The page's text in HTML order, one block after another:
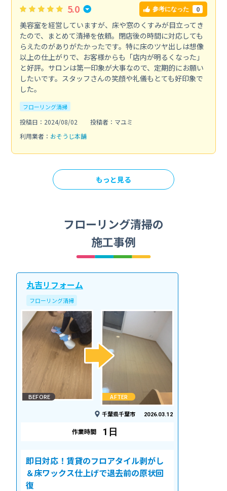
5.0 参考になった 0
美容室を経営していますが、床や窓のくすみが目立ってき
たので、まとめて清掃を依頼。閉店後の時間に対応しても
らえたのがありがたかったです。特に床のツヤ出しは想像
以上の仕上がりで、お客様からも「店内が明るくなった」
と好評。サロンは第一印象が大事なので、定期的にお願い
したいです。スタッフさんの笑顔や礼儀もとても好印象で
した。
フローリング清掃
投稿日：2024/08/02
投稿者：マユミ
利用業者： おそうじ本舗
もっと見る
フローリング清掃の
施工事例
丸吉リフォーム
フローリング清掃
BEFORE AFTER
千葉県千葉市 2026.03.12
作業時間 1日
即日対応！賃貸のフロアタイル剥がし
＆床ワックス仕上げで退去前の原状回
復